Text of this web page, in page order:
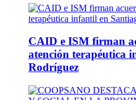
CAID e ISM firman
atención terapéutica
Rodríguez